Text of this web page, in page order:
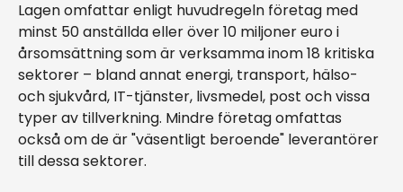
Lagen omfattar enligt huvudregeln företag med
minst 50 anställda eller över 10 miljoner euro i
årsomsättning som är verksamma inom 18 kritiska
sektorer – bland annat energi, transport, hälso-
och sjukvård, IT-tjänster, livsmedel, post och vissa
typer av tillverkning. Mindre företag omfattas
också om de är "väsentligt beroende" leverantörer
till dessa sektorer.